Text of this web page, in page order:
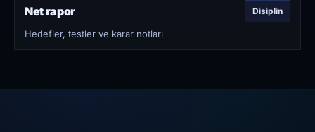
Net rapor Disiplin
Hedefler, testler ve karar notları